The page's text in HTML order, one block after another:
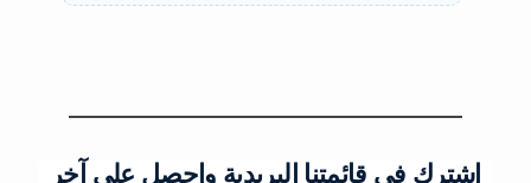
اشترك في قائمتنا البريدية واحصل على آخر